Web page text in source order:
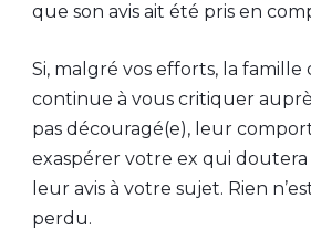
que son avis ait été pris en
Si, malgré vos efforts, la famille
continue à vous critiquer
pas découragé(e), leur
exaspérer votre ex qui
leur avis à votre sujet. Rien
perdu.